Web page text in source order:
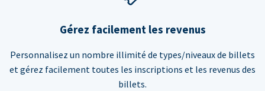
Gérez facilement les revenus
Personnalisez un nombre illimité de types/niveaux de billets
et gérez facilement toutes les inscriptions et les revenus des
billets.